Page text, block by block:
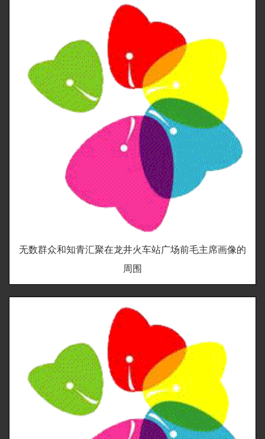
无数群众和知青汇聚在龙井火车站广场前毛主席画像的
周围